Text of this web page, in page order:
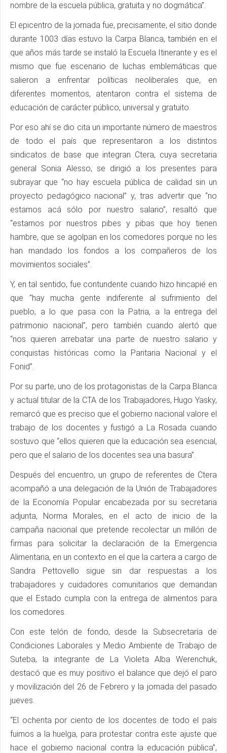
nombre de la escuela pública, gratuita y no dogmática”.
El epicentro de la jornada fue, precisamente, el sitio donde
durante 1003 días estuvo la Carpa Blanca, también en el
que años más tarde se instaló la Escuela Itinerante y es el
mismo que fue escenario de luchas emblemáticas que
salieron a enfrentar políticas neoliberales que, en
diferentes momentos, atentaron contra el sistema de
educación de carácter público, universal y gratuito.
Por eso ahí se dio cita un importante número de maestros
de todo el país que representaron a los distintos
sindicatos de base que integran Ctera, cuya secretaria
general Sonia Alesso, se dirigió a los presentes para
subrayar que “no hay escuela pública de calidad sin un
proyecto pedagógico nacional” y, tras advertir que “no
estamos acá sólo por nuestro salario”, resaltó que
“estamos por nuestros pibes y pibas que hoy tienen
hambre, que se agolpan en los comedores porque no les
han mandado los fondos a los compañeros de los
movimientos sociales”.
Y, en tal sentido, fue contundente cuando hizo hincapié en
que “hay mucha gente indiferente al sufrimiento del
pueblo, a lo que pasa con la Patria, a la entrega del
patrimonio nacional”, pero también cuando alertó que
“nos quieren arrebatar una parte de nuestro salario y
conquistas históricas como la Paritaria Nacional y el
Fonid”.
Por su parte, uno de los protagonistas de la Carpa Blanca
y actual titular de la CTA de los Trabajadores, Hugo Yasky,
remarcó que es preciso que el gobierno nacional valore el
trabajo de los docentes y fustigó a La Rosada cuando
sostuvo que “ellos quieren que la educación sea esencial,
pero que el salario de los docentes sea una basura”.
Después del encuentro, un grupo de referentes de Ctera
acompañó a una delegación de la Unión de Trabajadores
de la Economía Popular encabezada por su secretaria
adjunta, Norma Morales, en el acto de inicio de la
campaña nacional que pretende recolectar un millón de
firmas para solicitar la declaración de la Emergencia
Alimentaria, en un contexto en el que la cartera a cargo de
Sandra Pettovello sigue sin dar respuestas a los
trabajadores y cuidadores comunitarios que demandan
que el Estado cumpla con la entrega de alimentos para
los comedores.
Con este telón de fondo, desde la Subsecretaría de
Condiciones Laborales y Medio Ambiente de Trabajo de
Suteba, la integrante de La Violeta Alba Werenchuk,
destacó que es muy positivo el balance que dejó el paro
y movilización del 26 de Febrero y la jornada del pasado
jueves.
“El ochenta por ciento de los docentes de todo el país
fuimos a la huelga, para protestar contra este ajuste que
hace el gobierno nacional contra la educación pública”,